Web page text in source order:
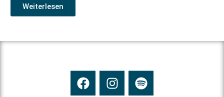
Weiterlesen